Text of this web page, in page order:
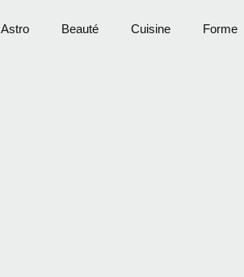
Astro Beauté Cuisine Forme